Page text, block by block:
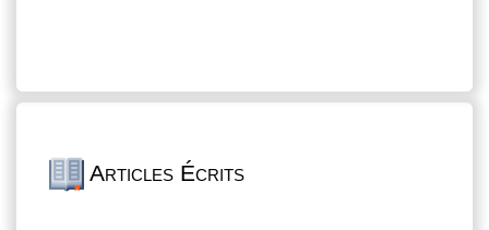
Articles Écrits